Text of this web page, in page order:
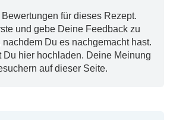
für dieses Rezept.
und gebe Deine Feedback zu
Du es nachgemacht hast.
Du hier hochladen. Deine Meinung
auf dieser Seite.